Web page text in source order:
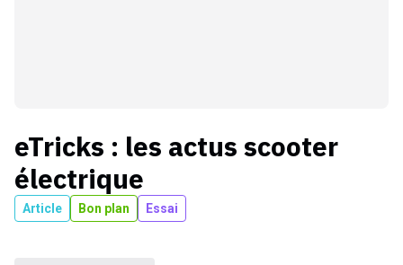
eTricks : les actus scooter
électrique
Article Bon plan Essai